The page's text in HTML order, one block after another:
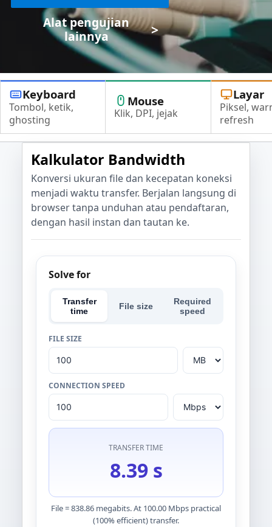
Alat pengujian
lainnya
>
Keyboard
Tombol, ketik,
ghosting
Mouse
Klik, DPI, jejak
Layar
Piksel,
refresh
Kalkulator Bandwidth
Konversi ukuran file dan kecepatan koneksi
menjadi waktu transfer. Berjalan langsung di
browser tanpa unduhan atau pendaftaran,
dengan hasil instan dan tautan ke.
Solve for
Transfer
time
File size
Required
speed
FILE SIZE
CONNECTION SPEED
TRANSFER TIME
8.39 s
File = 838.86 megabits. At 100.00 Mbps practical
(100% efficient) transfer.